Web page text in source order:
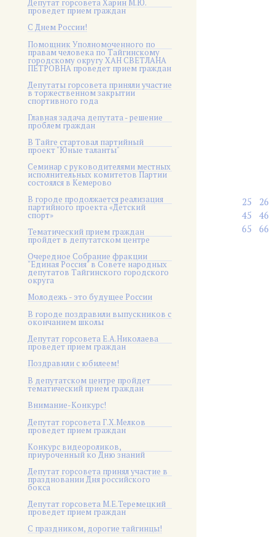
Депутат горсовета Харин М.Ю.
проведет прием граждан
С Днем России!
Помощник Уполномоченного по
правам человека по Тайгинскому
городскому округу ХАН СВЕТЛАНА
ПЕТРОВНА проведет прием граждан
Депутаты горсовета приняли участие
в торжественном закрытии
спортивного года
Главная задача депутата - решение
проблем граждан
В Тайге стартовал партийный
проект "Юные таланты"
Семинар с руководителями местных
исполнительных комитетов Партии
состоялся в Кемерово
В городе продолжается реализация
партийного проекта «Детский
спорт»
Тематический прием граждан
пройдет в депутатском центре
Очередное Собрание фракции
"Единая Россия" в Совете народных
депутатов Тайгинского городского
округа
Молодежь - это будущее России
В городе поздравили выпускников с
окончанием школы
Депутат горсовета Е.А.Николаева
проведет прием граждан
Поздравили с юбилеем!
В депутатском центре пройдет
тематический прием граждан
Внимание-Конкурс!
Депутат горсовета Г.Х.Мелков
проведет прием граждан
Конкурс видеороликов,
приуроченный ко Дню знаний
Депутат горсовета принял участие в
праздновании Дня российского
бокса
Депутат горсовета М.Е.Теремецкий
проведет прием граждан
С праздником, дорогие тайгинцы!
25
26
45
46
65
66